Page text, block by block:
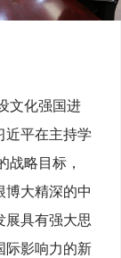
文化强国进
近平在主持学
战略目标，
博大精深的中
展具有强大思
际影响力的新